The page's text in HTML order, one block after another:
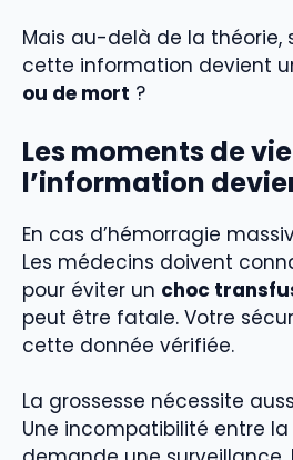
Mais au-delà de la théorie,
cette information devient
ou de mort ?
Les moments de
l’information
En cas d’hémorragie
Les médecins doivent
pour éviter un choc
peut être fatale. Votre
cette donnée vérifiée.
La grossesse nécessite
Une incompatibilité entre